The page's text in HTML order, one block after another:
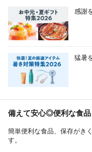
感謝
猛暑
備えて安心◎便利な食品
簡単便利な食品、保存がき
す。